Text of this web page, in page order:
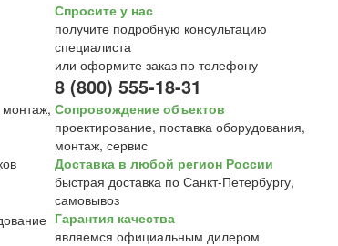
Спросите у нас
получите подробную консультацию
специалиста
или оформите заказ по телефону
8 (800) 555-18-31
Сопровождение объектов
проектирование, поставка оборудования,
монтаж, сервис
Доставка в любой регион России
быстрая доставка по Санкт-Петербургу,
самовывоз
Гарантия качества
являемся официальным дилером